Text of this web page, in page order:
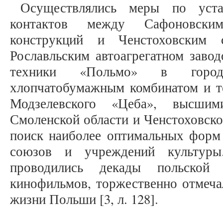
Осуществлялись меры по
контактов между
конструкций и Ченстоховским
Рославльским автоагрегатном
техники «Польмо» в
хлопчатобумажным комбинатом и
Модзелевского «Цеба»,
Смоленской области и
поиск наиболее оптимальных форм
союзов и учреждений
проводились декады
кинофильмов, торжественно
жизни Польши [3, л. 128].